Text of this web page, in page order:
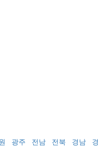
광주 전남 전북 경남